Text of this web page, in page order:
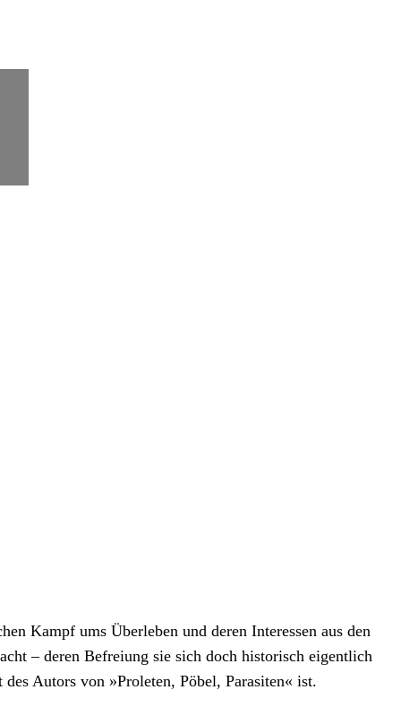
Kampf ums Überleben und deren Interessen aus den
– deren Befreiung sie sich doch historisch eigentlich
Autors von »Proleten, Pöbel, Parasiten« ist.